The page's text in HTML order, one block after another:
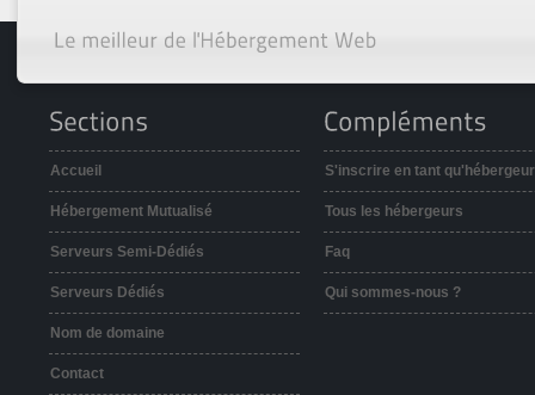
Accueil
Hébergement Mutualisé
Serveurs Semi-Dédiés
Serveurs Dédiés
Nom de domaine
Contact
S'inscrire en tant qu'hébergeur
Tous les hébergeurs
Faq
Qui sommes-nous ?